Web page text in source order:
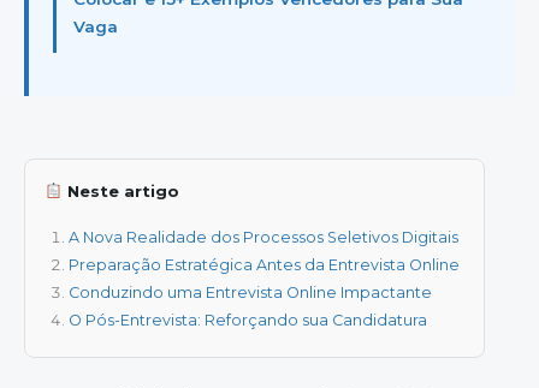
Vaga
Neste artigo
A Nova Realidade dos Processos Seletivos Digitais
Preparação Estratégica Antes da Entrevista Online
Conduzindo uma Entrevista Online Impactante
O Pós-Entrevista: Reforçando sua Candidatura